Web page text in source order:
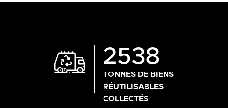
2538
TONNES DE BIENS
RÉUTILISABLES
COLLECTÉS